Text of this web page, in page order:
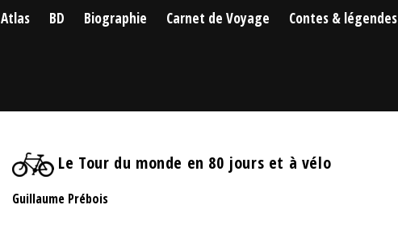
Atlas BD Biographie Carnet de Voyage Contes & légendes
Le Tour du monde en 80 jours et à vélo
Guillaume Prébois